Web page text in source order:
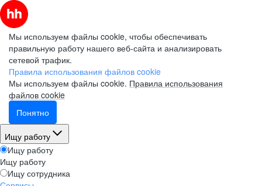
Мы используем файлы cookie, чтобы обеспечивать
правильную работу нашего веб-сайта и анализировать
сетевой трафик.
Правила использования файлов cookie
Мы используем файлы cookie. Правила использования
файлов cookie
Понятно
Ищу работу
Ищу работу
Ищу работу
Ищу сотрудника